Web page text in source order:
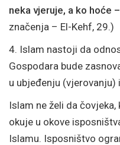
neka vjeruje, a ko hoće
značenja – El-Kehf, 29.)
4. Islam nastoji da
Gospodara bude
u ubjeđenju (vjerovanju)
Islam ne želi da
okuje u okove
Islamu. Isposništvo